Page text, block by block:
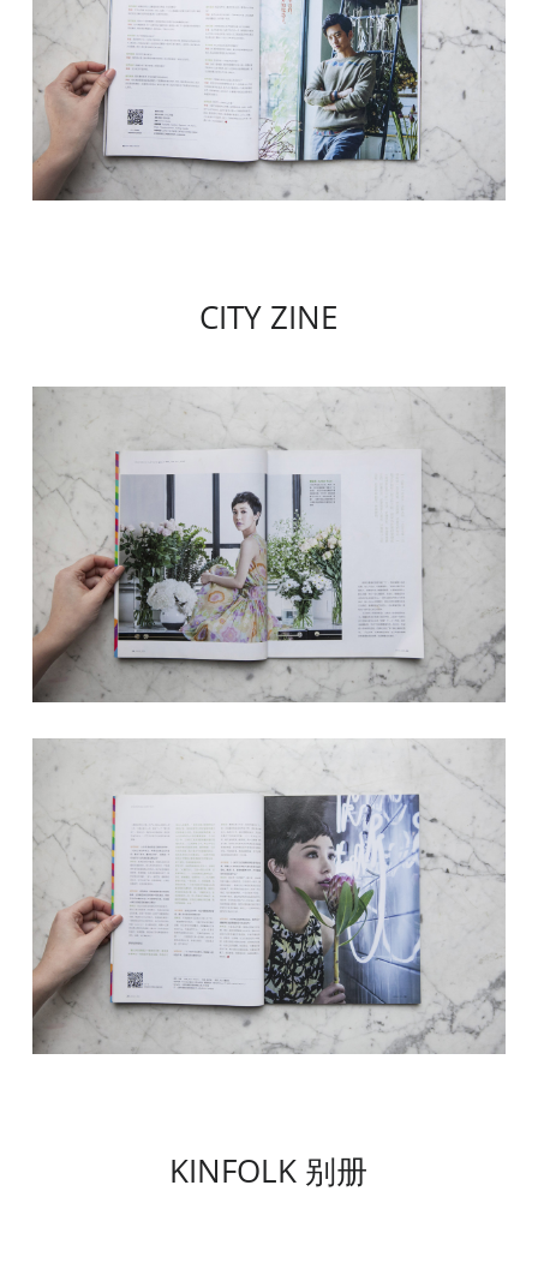
CITY ZINE
KINFOLK 别册